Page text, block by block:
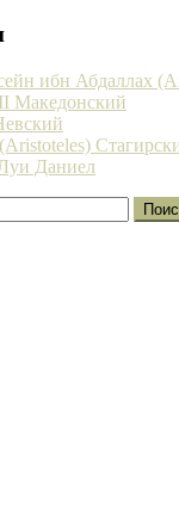
ибн Абдаллах
Македонский
Даниел